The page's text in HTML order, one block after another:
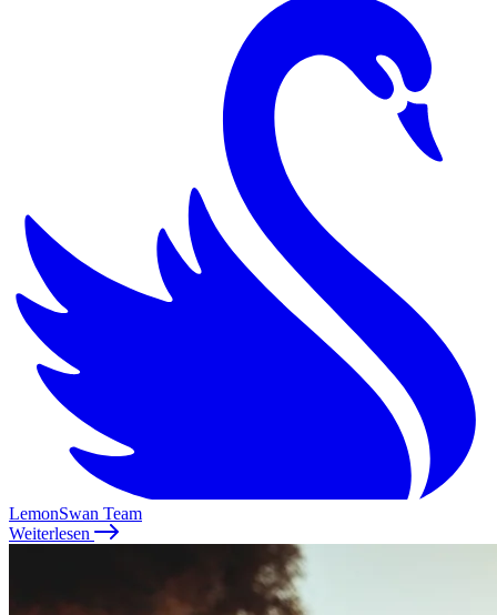
LemonSwan Team
Weiterlesen